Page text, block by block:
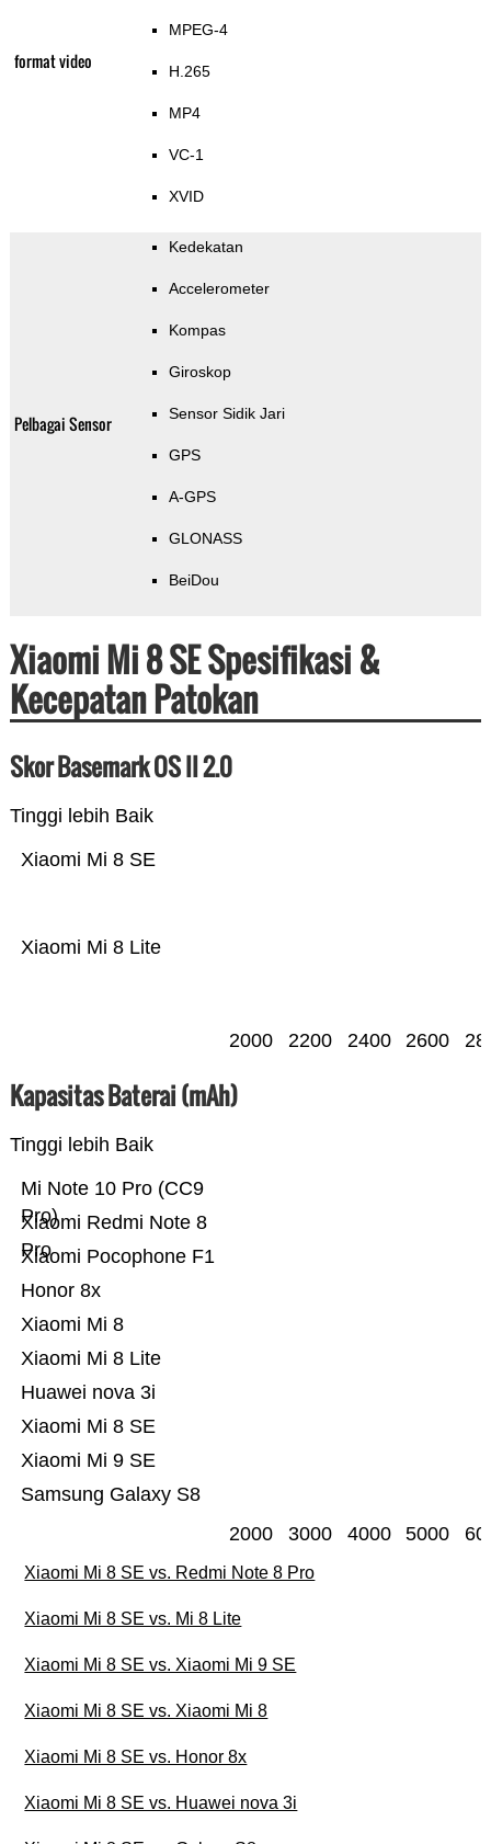
format video
MPEG-4
H.265
MP4
VC-1
XVID
Pelbagai Sensor
Kedekatan
Accelerometer
Kompas
Giroskop
Sensor Sidik Jari
GPS
A-GPS
GLONASS
BeiDou
Xiaomi Mi 8 SE Spesifikasi &
Kecepatan Patokan
Skor Basemark OS II 2.0
Tinggi lebih Baik
Xiaomi Mi 8 Lite
Xiaomi Mi 8 SE
2000 2200 2400 2600
Kapasitas Baterai (mAh)
Tinggi lebih Baik
Samsung Galaxy S8
Xiaomi Mi 9 SE
Xiaomi Mi 8 SE
Huawei nova 3i
Xiaomi Mi 8 Lite
Xiaomi Mi 8
Honor 8x
Xiaomi Pocophone F1
Xiaomi Redmi Note 8
Pro
Mi Note 10 Pro (CC9
Pro)
2000 3000 4000 5000
Xiaomi Mi 8 SE vs. Redmi Note 8 Pro
Xiaomi Mi 8 SE vs. Mi 8 Lite
Xiaomi Mi 8 SE vs. Xiaomi Mi 9 SE
Xiaomi Mi 8 SE vs. Xiaomi Mi 8
Xiaomi Mi 8 SE vs. Honor 8x
Xiaomi Mi 8 SE vs. Huawei nova 3i